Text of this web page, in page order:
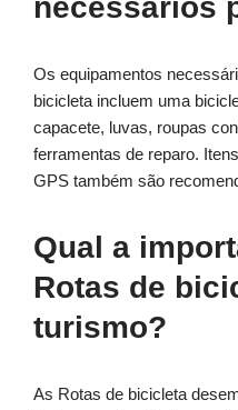
necessários
Os equipamentos
bicicleta incluem uma
capacete, luvas, roupas
ferramentas de reparo.
GPS também são
Qual a
Rotas de
turismo?
As Rotas de bicicleta